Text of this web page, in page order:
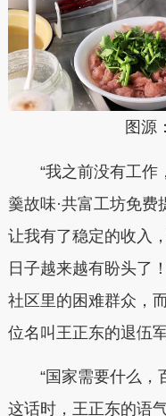
图源
“我之前没有工作
羹故味·共富工坊免费
让我有了稳定的收入
日子越来越有盼头了
社区里的困难群众，
位名叫王正东的退伍军
“国家需要什么，
这话时，王正东的语